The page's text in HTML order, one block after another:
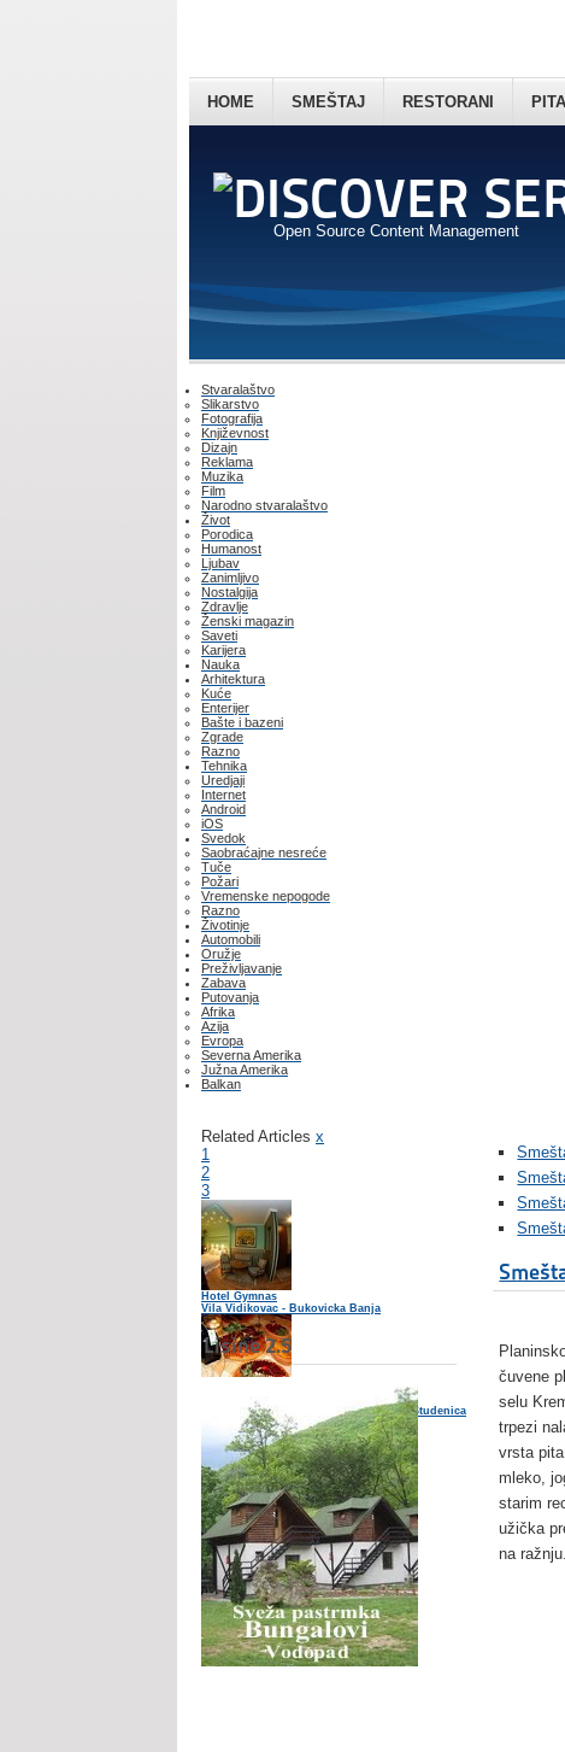
Open Source Content Management
HOME SMEŠTAJ RESTORANI
Stvaralaštvo
Slikarstvo
Fotografija
Književnost
Dizajn
Reklama
Muzika
Film
Narodno stvaralaštvo
Život
Porodica
Humanost
Ljubav
Zanimljivo
Nostalgija
Zdravlje
Ženski magazin
Saveti
Karijera
Nauka
Arhitektura
Kuće
Enterijer
Bašte i bazeni
Zgrade
Razno
Tehnika
Uredjaji
Internet
Android
iOS
Svedok
Saobraćajne nesreće
Tuče
Požari
Vremenske nepogode
Razno
Životinje
Automobili
Oružje
Preživljavanje
Zabava
Putovanja
Afrika
Azija
Evropa
Severna Amerika
Južna Amerika
Balkan
Related Articles x
1
2
3
Hotel Gymnas
Vila Vidikovac - Bukovicka Banja
Seoski turizam u parku prirode Golija-Studenica
Lisine 2.5
čuvene
selu
trpezi
vrsta
mleko,
starim
užička
na ražnju.